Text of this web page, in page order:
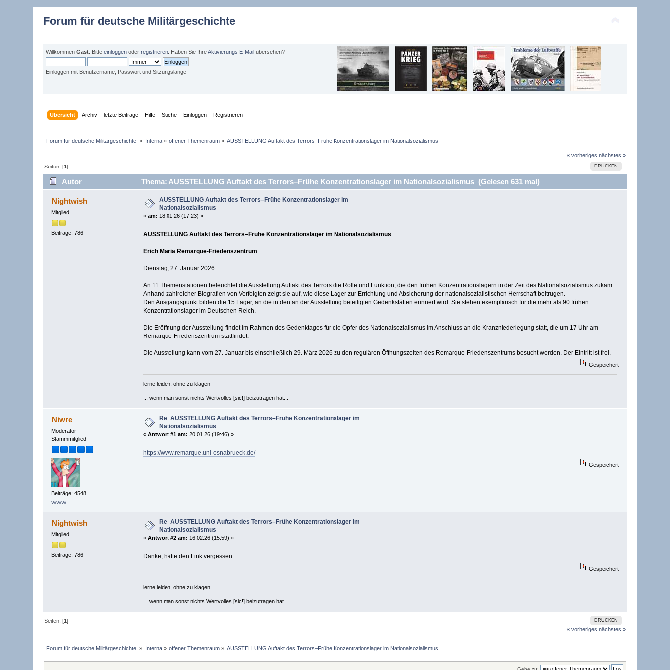
Forum für deutsche Militärgeschichte
WillkommenGast . Bitteeinloggen oderregistrieren . Haben Sie IhreAktivierungs E-Mail übersehen?
Einloggen mit Benutzername, Passwort und Sitzungslänge
Übersicht Archiv letzte Beiträge Hilfe Suche Einloggen Registrieren
Forum für deutsche Militärgeschichte » Interna» offener Themenraum » AUSSTELLUNG Auftakt des Terrors–Frühe Konzentrationslager im Nationalsozialismus
« vorheriges nächstes »
DRUCKEN
Seiten: [1]
Autor Thema: AUSSTELLUNG Auftakt des Terrors–Frühe Konzentrationslager im Nationalsozialismus (Gelesen 631 mal)
Nightwish
Mitglied
Beiträge: 786
AUSSTELLUNG Auftakt des Terrors–Frühe Konzentrationslager im
Nationalsozialismus
« am: 18.01.26 (17:23) »
AUSSTELLUNG Auftakt des Terrors–Frühe Konzentrationslager im Nationalsozialismus
Erich Maria Remarque-Friedenszentrum
Dienstag, 27. Januar 2026
An 11 Themenstationen beleuchtet die Ausstellung Auftakt des Terrors die Rolle und Funktion, die den frühen Konzentrationslagern in der Zeit des Nationalsozialismus zukam.
Anhand zahlreicher Biografien von Verfolgten zeigt sie auf, wie diese Lager zur Errichtung und Absicherung der nationalsozialistischen Herrschaft beitrugen.
Den Ausgangspunkt bilden die 15 Lager, an die in den an der Ausstellung beteiligten Gedenkstätten erinnert wird. Sie stehen exemplarisch für die mehr als 90 frühen
Konzentrationslager im Deutschen Reich.
Die Eröffnung der Ausstellung findet im Rahmen des Gedenktages für die Opfer des Nationalsozialismus im Anschluss an die Kranzniederlegung statt, die um 17 Uhr am
Remarque-Friedenszentrum stattfindet.
Die Ausstellung kann vom 27. Januar bis einschließlich 29. März 2026 zu den regulären Öffnungszeiten des Remarque-Friedenszentrums besucht werden. Der Eintritt ist frei.
Gespeichert
lerne leiden, ohne zu klagen
... wenn man sonst nichts Wertvolles [sic!] beizutragen hat...
Niwre
Moderator
Stammmitglied
Beiträge: 4548
WWW
Re: AUSSTELLUNG Auftakt des Terrors–Frühe Konzentrationslager im
Nationalsozialismus
« Antwort #1 am: 20.01.26 (19:46) »
https://www.remarque.uni-osnabrueck.de/
Gespeichert
Nightwish
Mitglied
Beiträge: 786
Re: AUSSTELLUNG Auftakt des Terrors–Frühe Konzentrationslager im
Nationalsozialismus
« Antwort #2 am: 16.02.26 (15:59) »
Danke, hatte den Link vergessen.
Gespeichert
lerne leiden, ohne zu klagen
... wenn man sonst nichts Wertvolles [sic!] beizutragen hat...
DRUCKEN
Seiten: [1]
« vorheriges nächstes »
Forum für deutsche Militärgeschichte » Interna» offener Themenraum » AUSSTELLUNG Auftakt des Terrors–Frühe Konzentrationslager im Nationalsozialismus
Gehe zu: